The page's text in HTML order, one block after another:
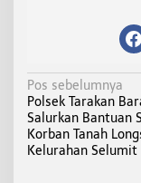
N
a
v
i
Pos sebelumnya
Polsek Tarakan
Salurkan Bantuan
Korban Tanah
Kelurahan Selumit